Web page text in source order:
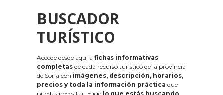
BUSCADOR
TURÍSTICO
Accede desde aquí a fichas informativas
completas de cada recurso turístico de la provincia
de Soria con imágenes, descripción, horarios,
precios y toda la información práctica que
puedas necesitar. Elige lo que estás buscando